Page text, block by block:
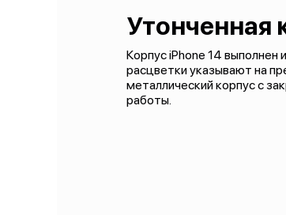
Утонченная
Корпус iPhone 14 выполнен
расцветки указывают на
металлический корпус с
работы.